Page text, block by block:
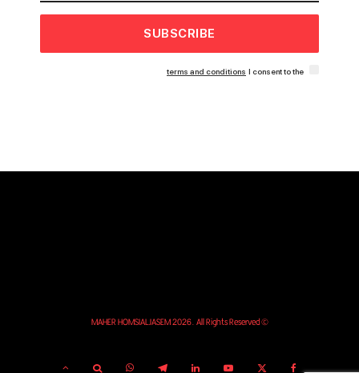
SUBSCRIBE
I consent to the
terms and conditions
© MAHER HOMSIALJASEM 2026. All Rights Reserved